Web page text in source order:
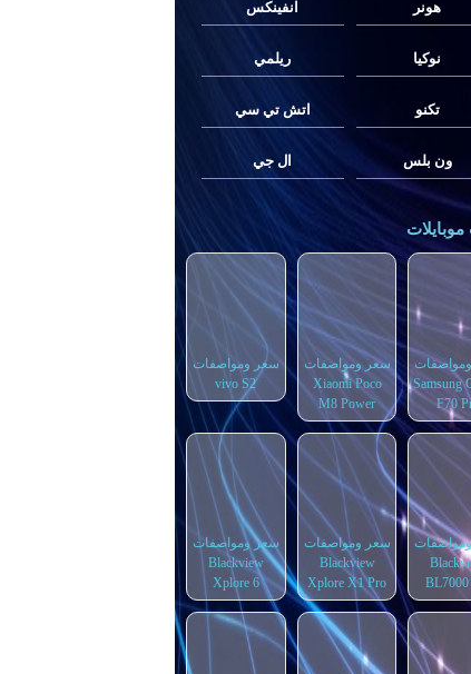
هونر انفينكس
نوكيا ريلمي
تكنو اتش تي سي
ون بلس ال جي
Samsung
F70
سعر ومواصفات
Xiaomi Poco
M8 Power
سعر ومواصفات
vivo S2
BL7000
سعر ومواصفات
Blackview
Xplore X1 Pro
سعر ومواصفات
Blackview
Xplore 6